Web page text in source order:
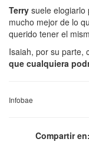
Terry suele elogiarlo
mucho mejor de lo
querido tener el
Isaiah, por su parte,
que cualquiera
Infobae
Compartir en: